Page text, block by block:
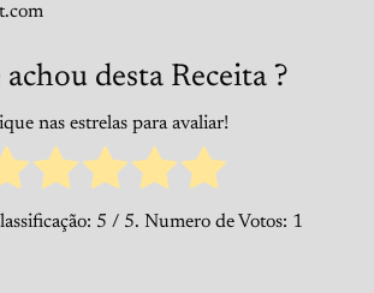
achou desta Receita ?
nas estrelas para avaliar!
5 / 5. Numero de Votos: 1